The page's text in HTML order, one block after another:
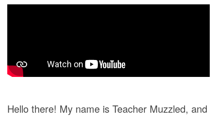
Hello there! My name is Teacher Muzzled, and